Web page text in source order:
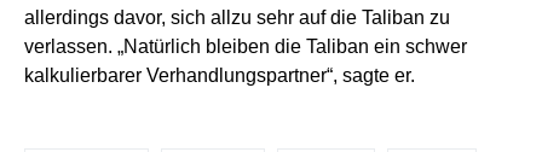
allerdings davor, sich allzu sehr auf die Taliban zu
verlassen. „Natürlich bleiben die Taliban ein schwer
kalkulierbarer Verhandlungspartner“, sagte er.